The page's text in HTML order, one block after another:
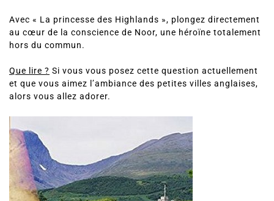
Avec « La princesse des Highlands », plongez directement
au cœur de la conscience de Noor, une héroïne totalement
hors du commun.
Que lire ? Si vous vous posez cette question actuellement
et que vous aimez l’ambiance des petites villes anglaises,
alors vous allez adorer.